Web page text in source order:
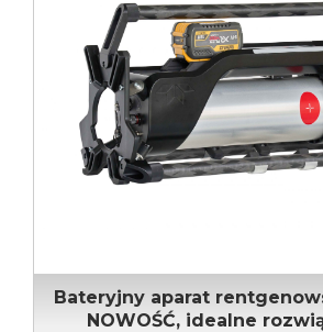
Bateryjny aparat
NOWOŚĆ, idealne